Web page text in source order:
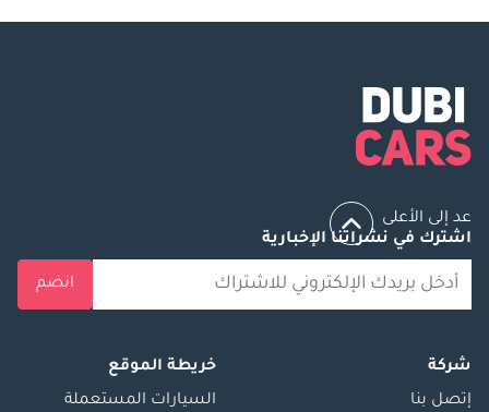
عد إلى الأعلى
اشترك في نشراتنا الإخبارية
انضم
شركة
إتصل بنا
خريطة الموقع
السيارات المستعملة